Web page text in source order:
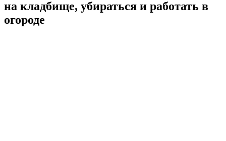
на кладбище, убираться и работать в
огороде